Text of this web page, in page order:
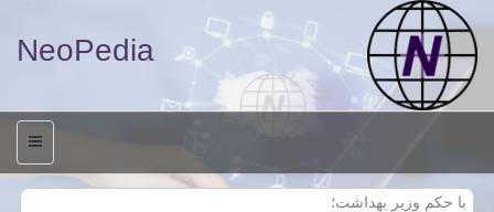
NeoPedia
منو
با حكم وزیر بهداشت؛